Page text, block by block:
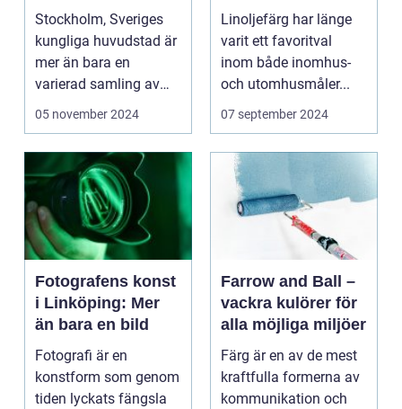
Ögonblick i
Huvudstaden
Stockholm, Sveriges
kungliga huvudstad är
mer än bara en
varierad samling av
pittoreska &o...
05 november 2024
Hållbarhet
Linoljefärg har länge
varit ett favoritval
inom både inomhus-
och utomhusmåler...
07 september 2024
Fotografens konst
i Linköping: Mer
än bara en bild
Fotografi är en
konstform som genom
tiden lyckats fängsla
Farrow and Ball –
vackra kulörer för
alla möjliga miljöer
Färg är en av de mest
kraftfulla formerna av
kommunikation och